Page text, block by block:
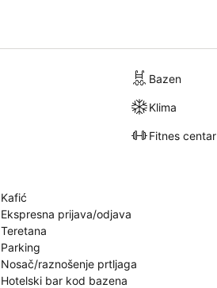
Bazen
Klima
Fitnes centar
Kafić
Ekspresna prijava/odjava
Teretana
Parking
Nosač/raznošenje prtljaga
Hotelski bar kod bazena